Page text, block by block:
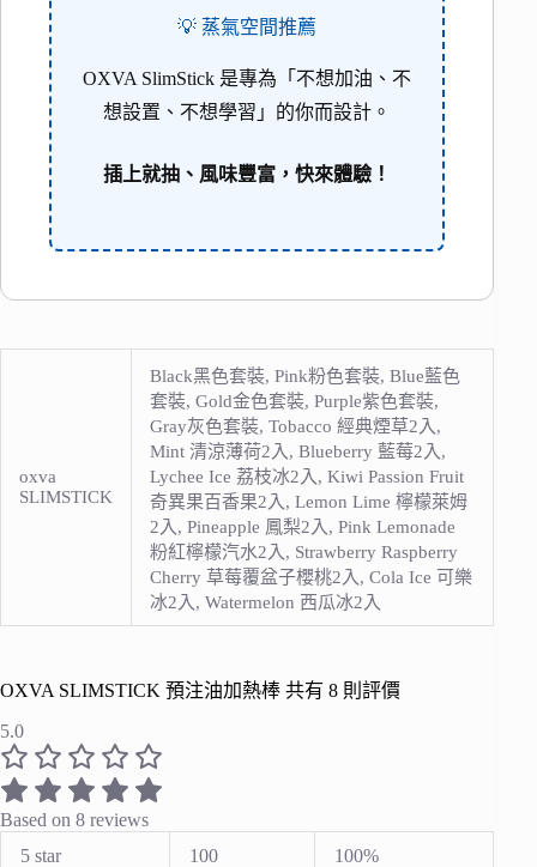
💡 蒸氣空間推薦
OXVA SlimStick 是專為「不想加油、不
想設置、不想學習」的你而設計。
插上就抽、風味豐富，快來體驗！
oxva
SLIMSTICK
Black黑色套裝, Pink粉色套裝, Blue藍色
套裝, Gold金色套裝, Purple紫色套裝,
Gray灰色套裝, Tobacco 經典煙草2入,
Mint 清涼薄荷2入, Blueberry 藍莓2入,
Lychee Ice 荔枝冰2入, Kiwi Passion Fruit
奇異果百香果2入, Lemon Lime 檸檬萊姆
2入, Pineapple 鳳梨2入, Pink Lemonade
粉紅檸檬汽水2入, Strawberry Raspberry
Cherry 草莓覆盆子櫻桃2入, Cola Ice 可樂
冰2入, Watermelon 西瓜冰2入
OXVA SLIMSTICK 預注油加熱棒 共有 8 則評價
5.0
Based on 8 reviews
5 star
100 100%